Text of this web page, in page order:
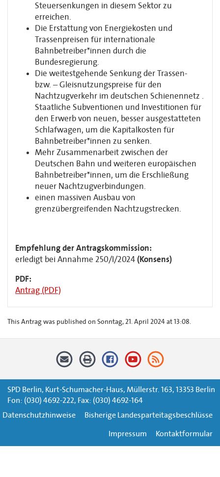
Steuersenkungen in diesem Sektor zu
erreichen.
Die Erstattung von Energiekosten und
Trassenpreisen für internationale
Bahnbetreiber*innen durch die
Bundesregierung.
Die weitestgehende Senkung der Trassen-
bzw. – Gleisnutzungspreise für den
Nachtzugverkehr im deutschen Schienennetz .
Staatliche Subventionen und Investitionen für
den Erwerb von neuen, besser ausgestatteten
Schlafwagen, um die Kapitalkosten für
Bahnbetreiber*innen zu senken.
Mehr Zusammenarbeit zwischen der
Deutschen Bahn und weiteren europäischen
Bahnbetreiber*innen, um die Erschließung
neuer Nachtzugverbindungen.
einen massiven Ausbau von
grenzübergreifenden Nachtzugstrecken.
Empfehlung der Antragskommission:
erledigt bei Annahme 250/I/2024 (Konsens)
PDF:
Antrag (PDF)
This Antrag was published on Sonntag, 21. April 2024 at 13:08.
SPD Berlin, Kurt-Schumacher-Haus, Müllerstr. 163, 13353 Berlin
Fon: (030) 4692-222, Fax: (030) 4692-164
Datenschutzhinweise
Bisherige Landesparteitagsbeschlüsse
Impressum
Kontaktformular